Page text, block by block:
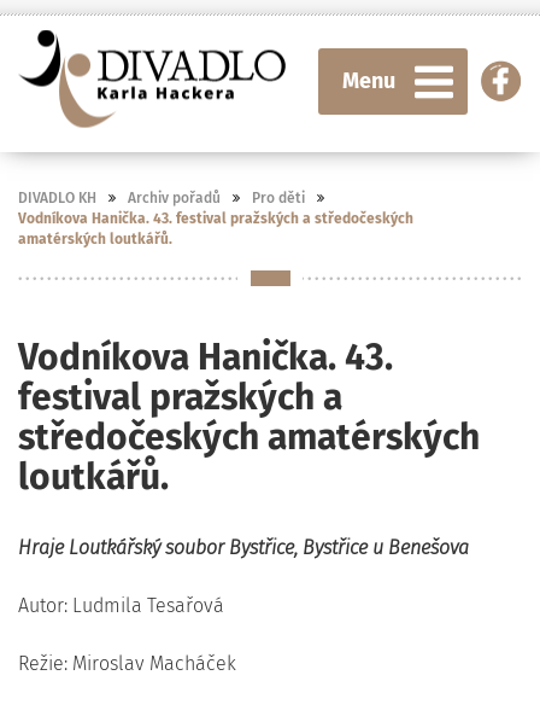
Menu
DIVADLO KH Archiv pořadů
Pro děti
Vodníkova Hanička. 43. festival pražských a středočeských
amatérských loutkářů.
Vodníkova Hanička. 43.
festival pražských a
středočeských amatérských
loutkářů.
Hraje Loutkářský soubor Bystřice, Bystřice u Benešova
Autor: Ludmila Tesařová
Režie: Miroslav Macháček